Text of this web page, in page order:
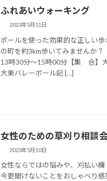
ふれあいウォーキング
2023年5月11日
ポールを使った効果的な正しい
の町を約3km歩いてみませんか
13時30分～15時00分【集 合】
大東バレーボール記 […]
女性のための草刈り相談
2023年5月10日
女性ならではの悩みや、刈払い
今更聞けないことをおしゃべり